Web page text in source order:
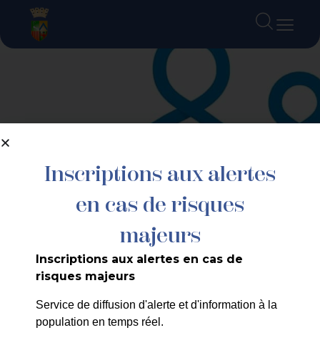
principal
Inscriptions aux alertes
en cas de risques
majeurs
Inscriptions aux alertes en cas de
risques majeurs
Service de diffusion d'alerte et d'information à la
population en temps réel.